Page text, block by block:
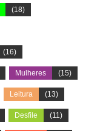
(18)
(16)
Mulheres (15)
Leitura (13)
Desfile (11)